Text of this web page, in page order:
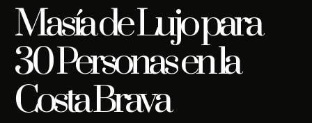
Masía de Lujo para
30 Personas en la
Costa Brava